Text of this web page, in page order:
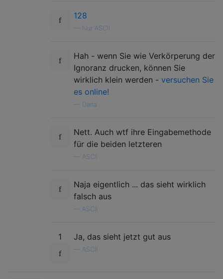
128
Nur ASCII
Hah - wenn Sie wie Verkörperung der
Ignoranz drucken, können Sie
wirklich klein werden - versuchen Sie
es online!
Dana
Nett. Auch wtf ihre Eingabemethode
für die beiden letzteren
ASCII
Naja eigentlich ... das sieht wirklich
falsch aus
ASCII
1 Ja, das sieht jetzt gut aus
ASCII